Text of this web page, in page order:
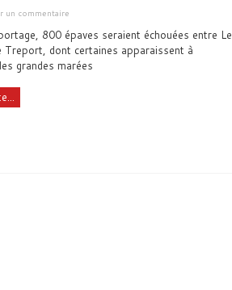
un commentaire
800 épaves seraient échouées entre Le
Treport, dont certaines apparaissent à
grandes marées